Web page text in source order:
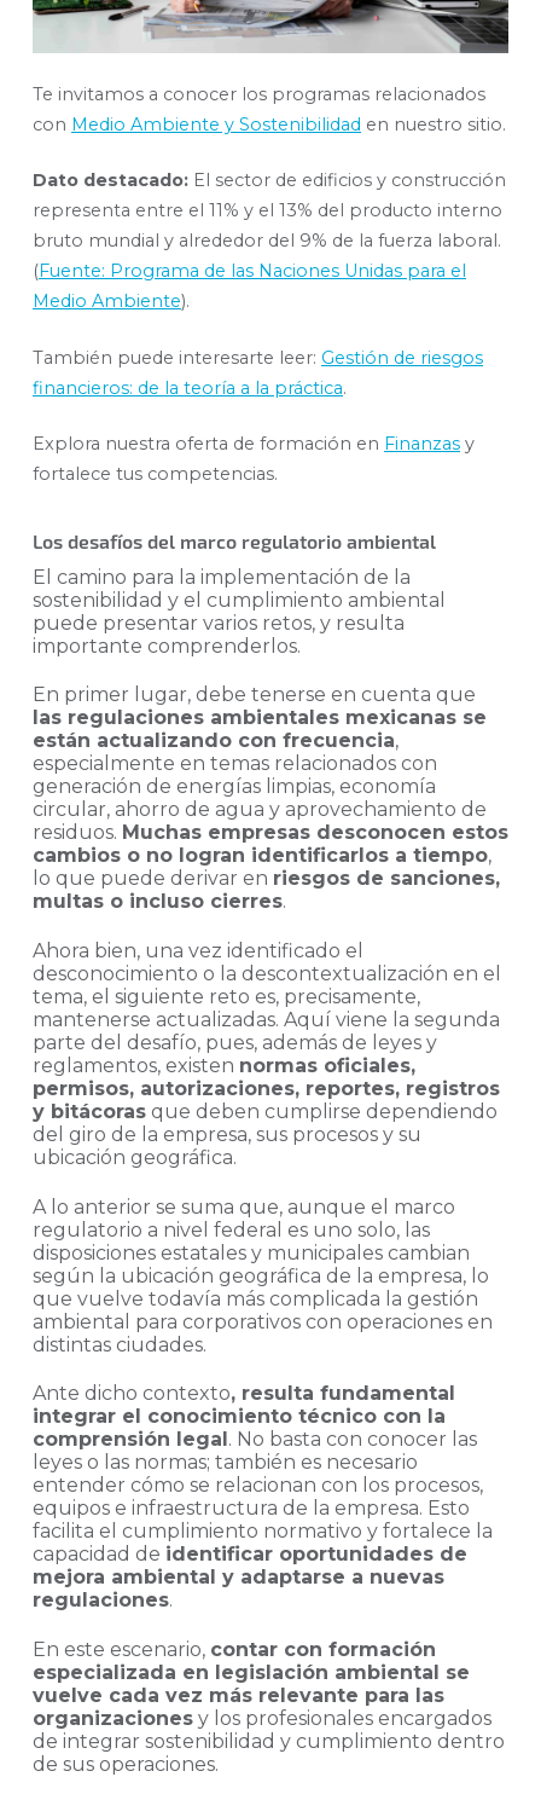
Te invitamos a conocer los programas relacionados
con Medio Ambiente y Sostenibilidad en nuestro sitio.
Dato destacado: El sector de edificios y construcción
representa entre el 11% y el 13% del producto interno
bruto mundial y alrededor del 9% de la fuerza laboral.
(Fuente: Programa de las Naciones Unidas para el
Medio Ambiente).
También puede interesarte leer: Gestión de riesgos
financieros: de la teoría a la práctica.
Explora nuestra oferta de formación en Finanzas y
fortalece tus competencias.
Los desafíos del marco regulatorio ambiental
El camino para la implementación de la
sostenibilidad y el cumplimiento ambiental
puede presentar varios retos, y resulta
importante comprenderlos.
En primer lugar, debe tenerse en cuenta que
las regulaciones ambientales mexicanas se
están actualizando con frecuencia,
especialmente en temas relacionados con
generación de energías limpias, economía
circular, ahorro de agua y aprovechamiento de
residuos. Muchas empresas desconocen estos
cambios o no logran identificarlos a tiempo,
lo que puede derivar en riesgos de sanciones,
multas o incluso cierres.
Ahora bien, una vez identificado el
desconocimiento o la descontextualización en el
tema, el siguiente reto es, precisamente,
mantenerse actualizadas. Aquí viene la segunda
parte del desafío, pues, además de leyes y
reglamentos, existen normas oficiales,
permisos, autorizaciones, reportes, registros
y bitácoras que deben cumplirse dependiendo
del giro de la empresa, sus procesos y su
ubicación geográfica.
A lo anterior se suma que, aunque el marco
regulatorio a nivel federal es uno solo, las
disposiciones estatales y municipales cambian
según la ubicación geográfica de la empresa, lo
que vuelve todavía más complicada la gestión
ambiental para corporativos con operaciones en
distintas ciudades.
Ante dicho contexto, resulta fundamental
integrar el conocimiento técnico con la
comprensión legal . No basta con conocer las
leyes o las normas; también es necesario
entender cómo se relacionan con los procesos,
equipos e infraestructura de la empresa. Esto
facilita el cumplimiento normativo y fortalece la
capacidad de identificar oportunidades de
mejora ambiental y adaptarse a nuevas
regulaciones.
En este escenario, contar con formación
especializada en legislación ambiental se
vuelve cada vez más relevante para las
organizaciones y los profesionales encargados
de integrar sostenibilidad y cumplimiento dentro
de sus operaciones.